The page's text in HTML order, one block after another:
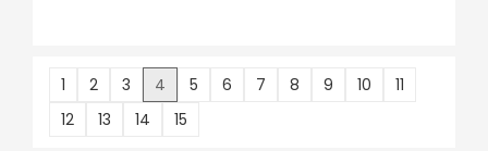
1 2 3 4 5 6 7 8 9 10
11
12
13 14 15